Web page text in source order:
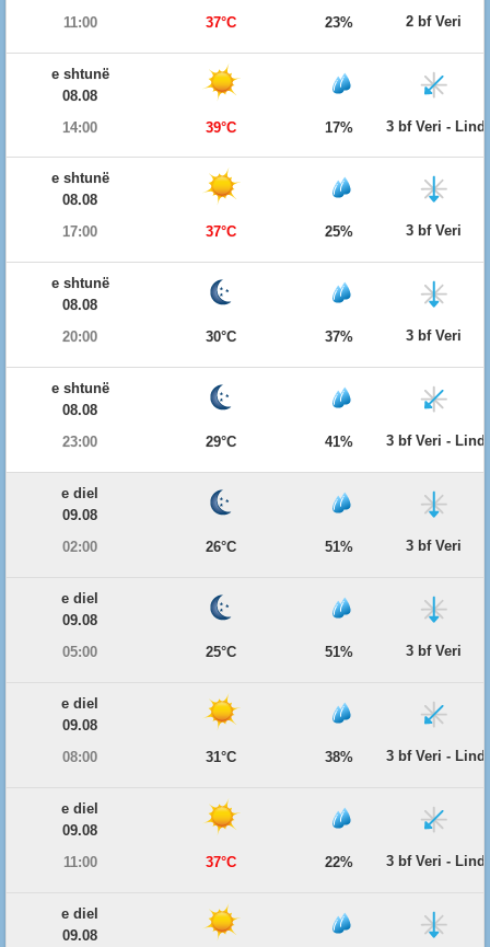
11:00
37°C 23% 2 bf Veri
e shtunë
08.08
14:00
39°C 17% 3 bf Veri -
e shtunë
08.08
17:00
37°C 25% 3 bf Veri
e shtunë
08.08
20:00
30°C 37% 3 bf Veri
e shtunë
08.08
23:00
29°C 41% 3 bf Veri -
e diel
09.08
02:00
26°C 51% 3 bf Veri
e diel
09.08
05:00
25°C 51% 3 bf Veri
e diel
09.08
08:00
31°C 38% 3 bf Veri -
e diel
09.08
11:00
37°C 22% 3 bf Veri -
e diel
09.08